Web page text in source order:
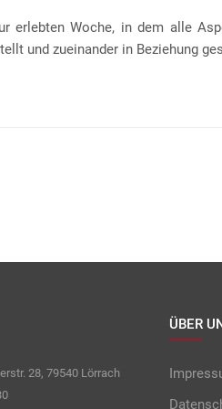
erlebten Woche, in dem alle
und zueinander in Beziehung
7 UND 8
28, 79540 Lörrach
ÜBER